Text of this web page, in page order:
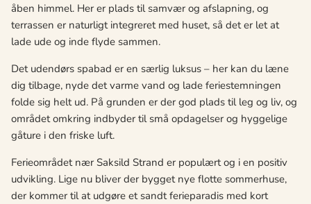
åben himmel. Her er plads til samvær og afslapning, og
terrassen er naturligt integreret med huset, så det er let at
lade ude og inde flyde sammen.
Det udendørs spabad er en særlig luksus – her kan du læne
dig tilbage, nyde det varme vand og lade feriestemningen
folde sig helt ud. På grunden er der god plads til leg og liv, og
området omkring indbyder til små opdagelser og hyggelige
gåture i den friske luft.
Ferieområdet nær Saksild Strand er populært og i en positiv
udvikling. Lige nu bliver der bygget nye flotte sommerhuse,
der kommer til at udgøre et sandt ferieparadis med kort